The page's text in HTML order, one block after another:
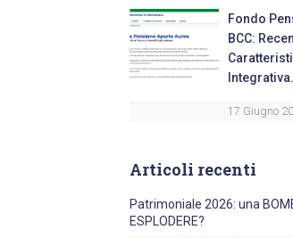
Fondo
BCC:
17 Giugno
Articoli recenti
Patrimoniale 2026: una
ESPLODERE?